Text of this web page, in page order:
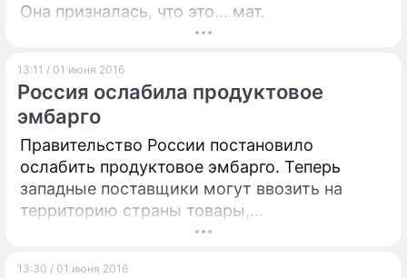
Она призналась, что это... мат.
13:11 / 01 июня 2016
Россия ослабила продуктовое
эмбарго
Правительство России постановило
ослабить продуктовое эмбарго. Теперь
западные поставщики могут ввозить на
территорию страны товары,
предназначенные для изготовления детского
13:30 / 01 июня 2016